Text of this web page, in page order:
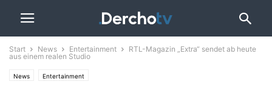
Start News Entertainment
RTL-Magazin „Extra“ sendet ab heute
aus einem realen Studio
News Entertainment